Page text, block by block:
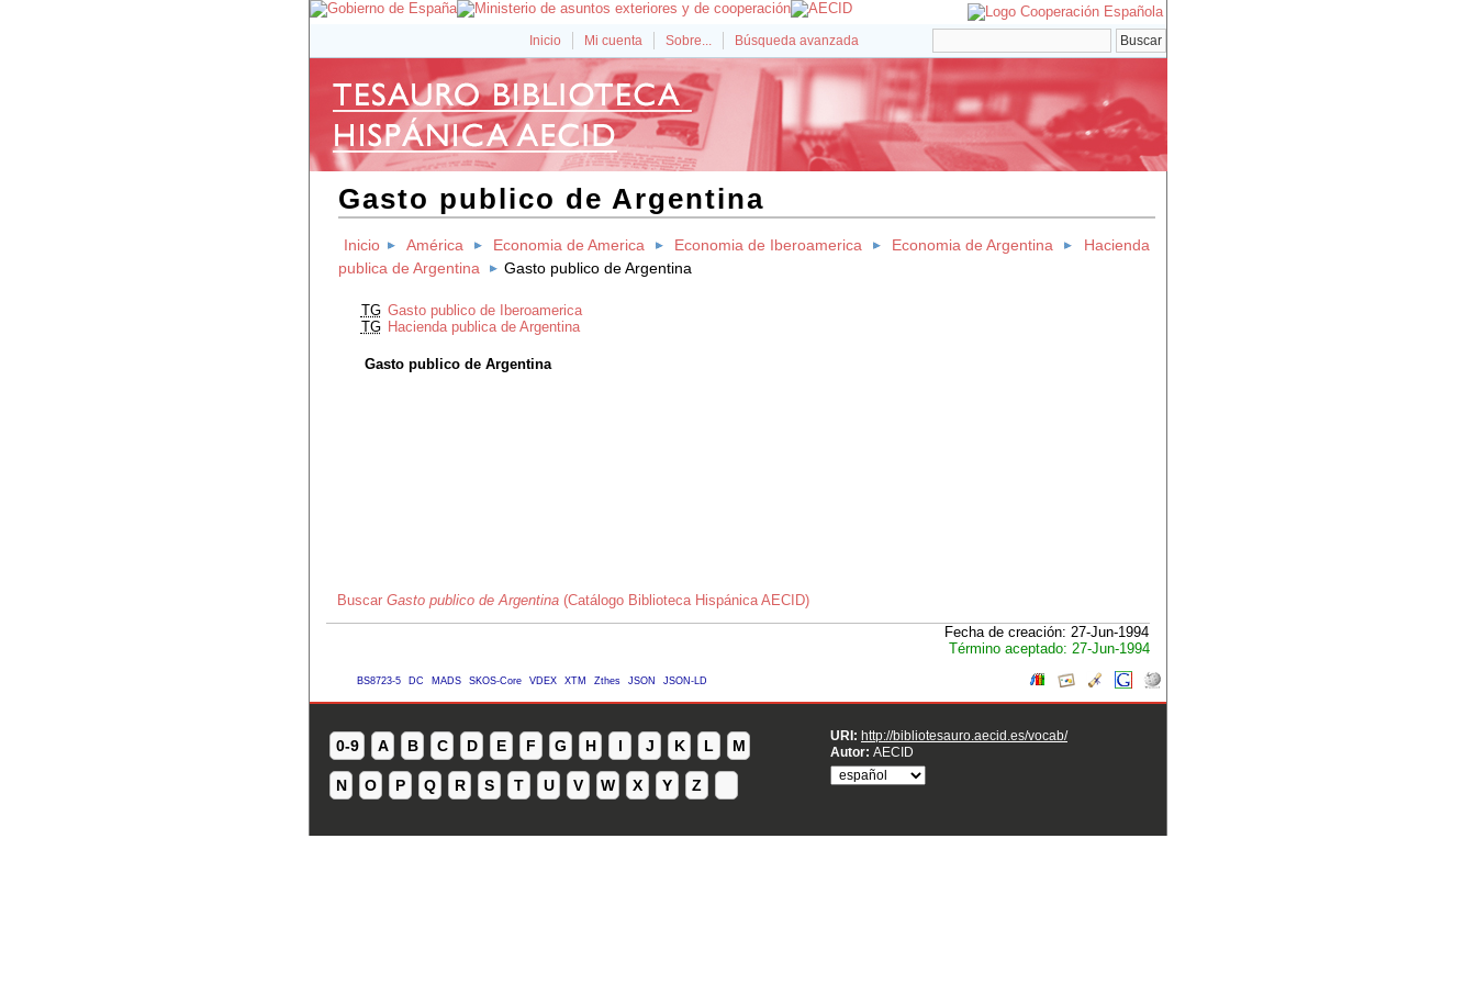
Inicio Mi cuenta Sobre... Búsqueda avanzada
Gasto publico de Argentina
Inicio América Economia de America Economia de Iberoamerica Economia de Argentina
Hacienda
publica de Argentina
Gasto publico de Argentina
TG Gasto publico de Iberoamerica
TG Hacienda publica de Argentina
Gasto publico de Argentina
Buscar Gasto publico de Argentina (Catálogo Biblioteca Hispánica AECID)
Fecha de creación: 27-Jun-1994
Término aceptado: 27-Jun-1994
BS8723-5 DC MADS SKOS-Core VDEX XTM Zthes JSON JSON-LD
0-9 A B C D E F G H I J K L M
N O P Q R S T U V W X Y Z
URI: http://bibliotesauro.aecid.es/vocab/
Autor: AECID